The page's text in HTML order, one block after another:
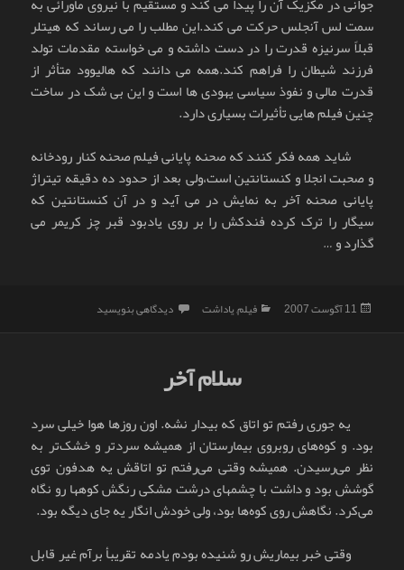
سمت لس آنجلس حرکت می کند.این مطلب را می رساند که هیتلر
قبلاً سرنیزه قدرت را در دست داشته و می خواسته مقدمات تولد
فرزند شیطان را فراهم کند.همه می دانند که هالیوود متأثر از
قدرت مالی و نفوذ سیاسی یهودی ها است و این بی شک در ساخت
چنین فیلم هایی تأثیرات بسیاری دارد.
شاید همه فکر کنند که صحنه پایانی فیلم صحنه کنار رودخانه
و صحبت انجلا و کنستانتین است،ولی بعد از حدود ده دقیقه تیتراژ
پایانی صحنه آخر به نمایش در می آید و در آن کنستانتین که
سیگار را ترک کرده فندکش را بر روی یادبود قبر چز کریمر می
گذارد و …
ارسال
11 آگوست 2007 دسته‌ها
فیلم,یاداشت برای کنستانتین و تفکر مسیحی – یهودی
دیدگاهی بنویسید
سلام آخر
یه جوری رفتم تو اتاق که بیدار نشه. اون روزها هوا خیلی سرد
بود. و کوه‌های روبروی بیمارستان از همیشه سردتر و خشک‌تر به
نظر می‌رسیدن. همیشه وقتی می‌رفتم تو اتاقش یه هدفون توی
گوشش بود و داشت با چشمهای درشت مشکی رنگش کوهها رو نگاه
می‌کرد. نگاهش روی کوه‌ها بود، ولی خودش انگار یه جای دیگه بود.
وقتی خبر بیماریش رو شنیده بودم یادمه تقریبأ برآم غیر قابل